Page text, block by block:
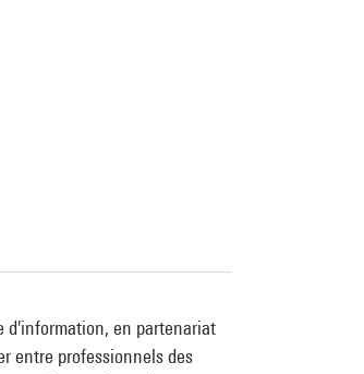
d'information, en partenariat
entre professionnels des